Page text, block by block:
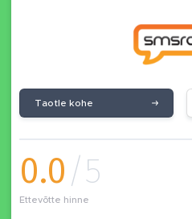
Taotle kohe
0.0/5
Ettevõtte hinne